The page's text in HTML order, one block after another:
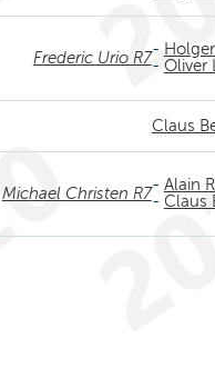
Frederic Urio R7-
- Oliver
Claus
Michael Christen R7- Alain
- Claus